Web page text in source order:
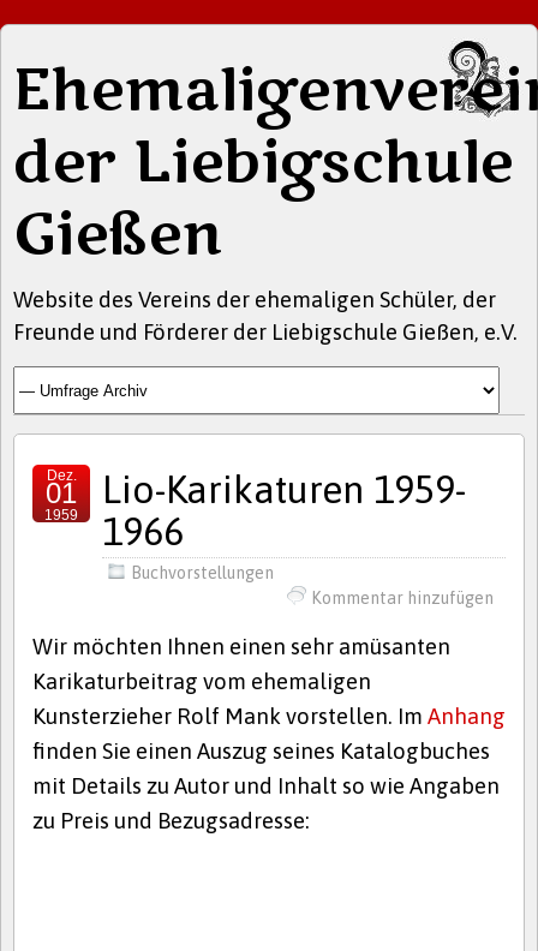
der Liebigschule
Gießen
Website des Vereins der ehemaligen Schüler, der
Freunde und Förderer der Liebigschule Gießen, e.V.
Lio-Karikaturen 1959-
1966
Buchvorstellungen
Kommentar hinzufügen
Dez.
01
1959
Wir möchten Ihnen einen sehr amüsanten
Karikaturbeitrag vom ehemaligen
Kunsterzieher Rolf Mank vorstellen. Im Anhang
finden Sie einen Auszug seines Katalogbuches
mit Details zu Autor und Inhalt so wie Angaben
zu Preis und Bezugsadresse: